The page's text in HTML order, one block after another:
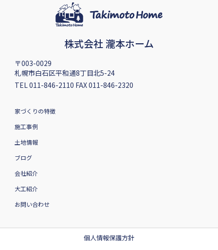
株式会社 瀧本ホーム
〒003-0029
札幌市白石区平和通8丁目北5-24
TEL 011-846-2110 FAX 011-846-2320
家づくりの特徴
施工事例
土地情報
ブログ
会社紹介
大工紹介
お問い合わせ
個人情報保護方針